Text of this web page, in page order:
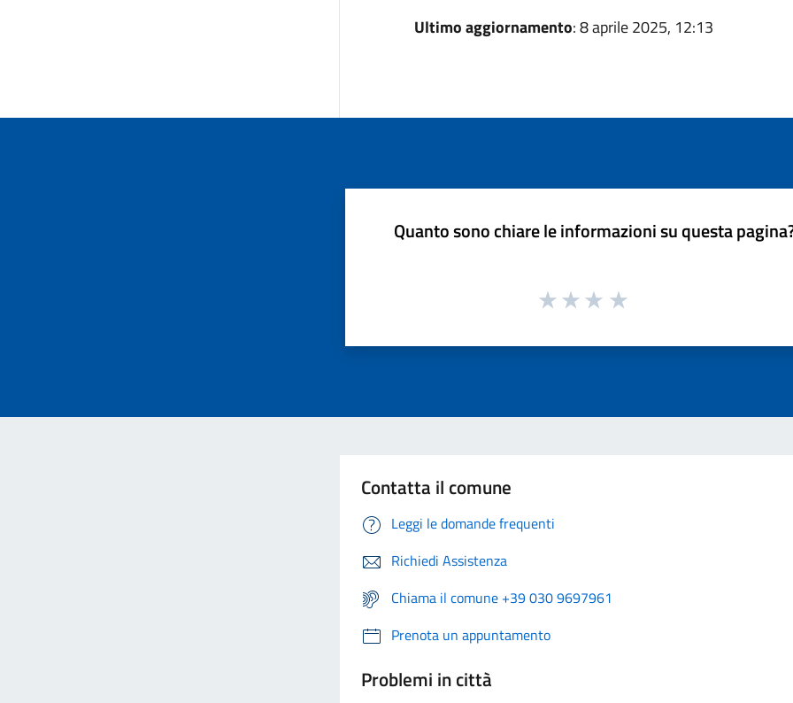
Ultimo aggiornamento: 8 aprile 2025, 12:13
Quanto sono chiare le informazioni su questa
Contatta il comune
Leggi le domande frequenti
Richiedi Assistenza
Chiama il comune +39 030 9697961
Prenota un appuntamento
Problemi in città